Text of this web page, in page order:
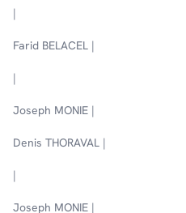
|
Farid BELACEL |
|
Joseph MONIE |
Denis THORAVAL |
|
Joseph MONIE |